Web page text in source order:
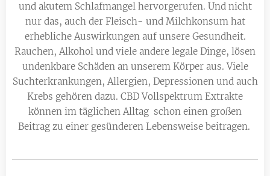
und akutem Schlafmangel hervorgerufen. Und nicht
nur das, auch der Fleisch- und Milchkonsum hat
erhebliche Auswirkungen auf unsere Gesundheit.
Rauchen, Alkohol und viele andere legale Dinge, lösen
undenkbare Schäden an unserem Körper aus. Viele
Suchterkrankungen, Allergien, Depressionen und auch
Krebs gehören dazu. CBD Vollspektrum Extrakte
können im täglichen Alltag schon einen großen
Beitrag zu einer gesünderen Lebensweise beitragen.